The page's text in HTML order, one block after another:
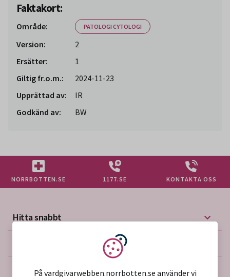
Faktakort:
Område: PATOLOGI CYTOLOGI
Version:
2
Ersätter:
1
Giltig fr.o.m.:
2024-11-23
Upprättad av:
IR
Godkänd av:
BW
NORRBOTTEN.SE 1177.SE KONTAKTA OSS
Hitta snabbt
Mer på vårdgivarwebben
Om webbplatsen
Vi använder kakor
På vardgivarwebben.norrbotten.se använder vi